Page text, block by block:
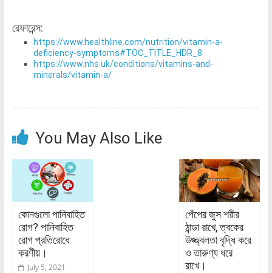
রেফারেন্স:
https://www.healthline.com/nutrition/vitamin-a-
deficiency-symptoms#TOC_TITLE_HDR_8
https://www.nhs.uk/conditions/vitamins-and-
minerals/vitamin-a/
You May Also Like
কোনগুলো পানিবাহিত
রোগ? পানিবাহিত
রোগ প্রতিরোধে
করণীয়।
July 5, 2021
পেঁপের জুস শরীর
ঠান্ডা রাখে, ত্বকের
উজ্জ্বলতা বৃদ্ধি করে
ও তারুণ্য ধরে
রাখে।